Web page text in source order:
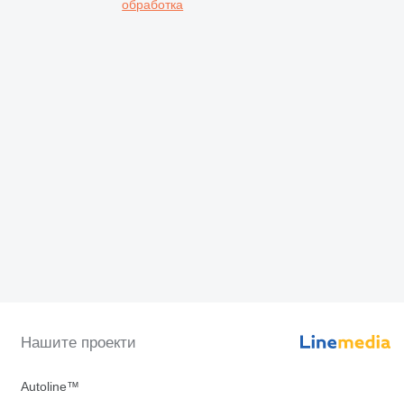
обработка
Нашите проекти
Autoline™